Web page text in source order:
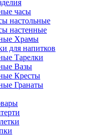
часы
настольные
настенные
Храмы
для напитков
Тарелки
Вазы
Кресты
Гранаты